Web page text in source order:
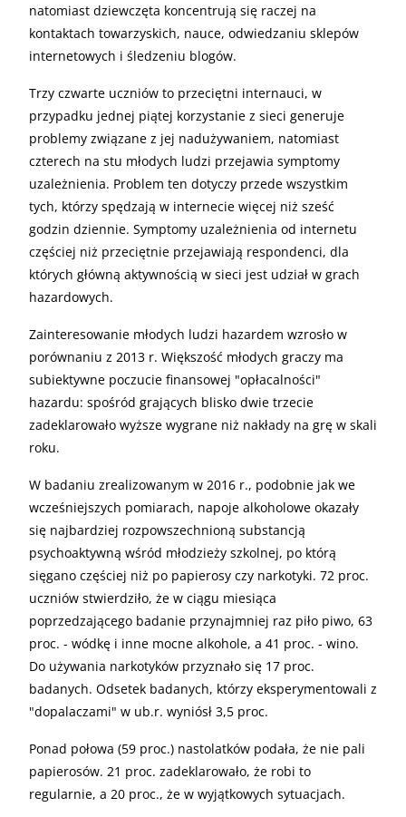
natomiast dziewczęta koncentrują się raczej na
kontaktach towarzyskich, nauce, odwiedzaniu sklepów
internetowych i śledzeniu blogów.
Trzy czwarte uczniów to przeciętni internauci, w
przypadku jednej piątej korzystanie z sieci generuje
problemy związane z jej nadużywaniem, natomiast
czterech na stu młodych ludzi przejawia symptomy
uzależnienia. Problem ten dotyczy przede wszystkim
tych, którzy spędzają w internecie więcej niż sześć
godzin dziennie. Symptomy uzależnienia od internetu
częściej niż przeciętnie przejawiają respondenci, dla
których główną aktywnością w sieci jest udział w grach
hazardowych.
Zainteresowanie młodych ludzi hazardem wzrosło w
porównaniu z 2013 r. Większość młodych graczy ma
subiektywne poczucie finansowej "opłacalności"
hazardu: spośród grających blisko dwie trzecie
zadeklarowało wyższe wygrane niż nakłady na grę w skali
roku.
W badaniu zrealizowanym w 2016 r., podobnie jak we
wcześniejszych pomiarach, napoje alkoholowe okazały
się najbardziej rozpowszechnioną substancją
psychoaktywną wśród młodzieży szkolnej, po którą
sięgano częściej niż po papierosy czy narkotyki. 72 proc.
uczniów stwierdziło, że w ciągu miesiąca
poprzedzającego badanie przynajmniej raz piło piwo, 63
proc. - wódkę i inne mocne alkohole, a 41 proc. - wino.
Do używania narkotyków przyznało się 17 proc.
badanych. Odsetek badanych, którzy eksperymentowali z
"dopalaczami" w ub.r. wyniósł 3,5 proc.
Ponad połowa (59 proc.) nastolatków podała, że nie pali
papierosów. 21 proc. zadeklarowało, że robi to
regularnie, a 20 proc., że w wyjątkowych sytuacjach.